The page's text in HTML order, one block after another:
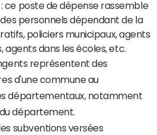
: ce poste de dépense rassemble
personnels dépendant de la
policiers municipaux, agents
agents dans les écoles, etc.
représentent des
d'une commune au
départementaux, notamment
département.
subventions versées